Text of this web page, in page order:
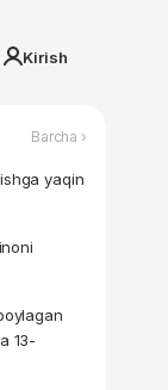
Kirish
Barcha ›
yaqin
13-